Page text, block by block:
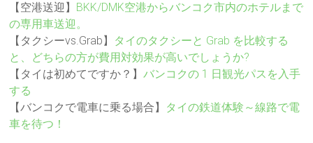
【空港送迎】 BKK/DMK空港からバンコク市内のホテルまで
の専用車送迎。
【タクシーvs.Grab】 タイのタクシーと Grab を比較する
と、どちらの方が費用対効果が高いでしょうか?
【タイは初めてですか？】バンコクの 1 日観光パスを入手
する
【バンコクで電車に乗る場合】 タイの鉄道体験～線路で電
車を待つ！